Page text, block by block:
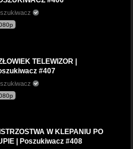
TELEWIZOR |
#407
W KLEPANIU PO
| Poszukiwacz #408